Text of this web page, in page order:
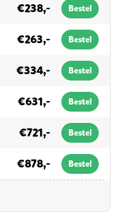
€238,- Bestel
€263,- Bestel
€334,- Bestel
€631,- Bestel
€721,- Bestel
€878,- Bestel